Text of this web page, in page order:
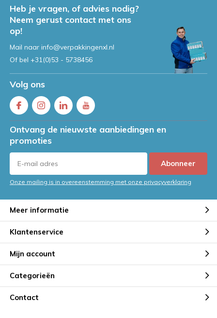
Heb je vragen, of advies nodig?
Neem gerust contact met ons
op!
Mail naar info@verpakkingenxl.nl
Of bel +31(0)53 - 5738456
Volg ons
Ontvang de nieuwste aanbiedingen en
promoties
Abonneer
Onze mailing is in overeenstemming met onze privacyverklaring
Meer informatie
Klantenservice
Mijn account
Categorieën
Contact